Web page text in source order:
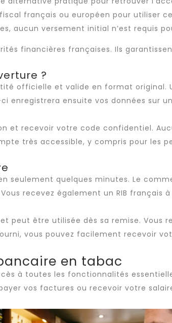
français ou européen pour utiliser
aucun versement initial n’est requis
financières françaises. Ils
?
officielle et valide en format original.
ensuite vos données sur
et recevoir votre code confidentiel.
très accessible, y compris pour les
seulement quelques minutes. Le
recevez également un RIB français
peut être utilisée dès sa remise. Vous
vous pouvez facilement recevoir
en tabac
à toutes les fonctionnalités
vos factures ou recevoir votre